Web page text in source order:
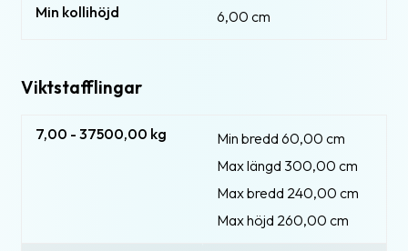
Min kollihöjd 6,00 cm
Viktstafflingar
7,00 - 37500,00 kg
Min bredd 60,00 cm
Max längd 300,00 cm
Max bredd 240,00 cm
Max höjd 260,00 cm